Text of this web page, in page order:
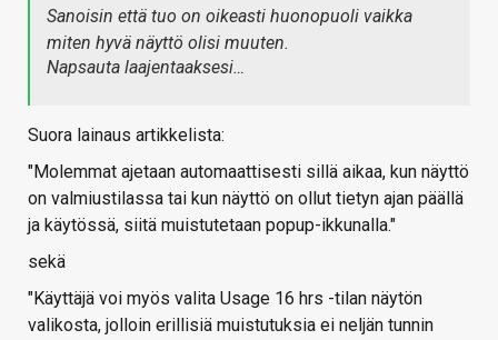
Sanoisin että tuo on oikeasti huonopuoli vaikka
miten hyvä näyttö olisi muuten.
Napsauta laajentaaksesi…
Suora lainaus artikkelista:
"Molemmat ajetaan automaattisesti sillä aikaa, kun näyttö
on valmiustilassa tai kun näyttö on ollut tietyn ajan päällä
ja käytössä, siitä muistutetaan popup-ikkunalla."
sekä
"Käyttäjä voi myös valita Usage 16 hrs -tilan näytön
valikosta, jolloin erillisiä muistutuksia ei neljän tunnin